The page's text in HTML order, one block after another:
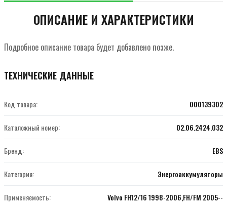
ОПИСАНИЕ И ХАРАКТЕРИСТИКИ
Подробное описание товара будет добавлено позже.
ТЕХНИЧЕСКИЕ ДАННЫЕ
Код товара: 000139302
Каталожный номер: 02.06.2424.032
Бренд: EBS
Категория: Энергоаккумуляторы
Применяемость: Volvo FH12/16 1998-2006,FH/FM 2005--